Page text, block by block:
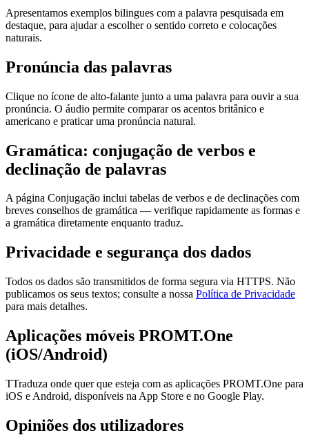
Apresentamos exemplos bilingues com a palavra pesquisada em
destaque, para ajudar a escolher o sentido correto e colocações
naturais.
Pronúncia das palavras
Clique no ícone de alto-falante junto a uma palavra para ouvir a sua
pronúncia. O áudio permite comparar os acentos britânico e
americano e praticar uma pronúncia natural.
Gramática: conjugação de verbos e
declinação de palavras
A página Conjugação inclui tabelas de verbos e de declinações com
breves conselhos de gramática — verifique rapidamente as formas e
a gramática diretamente enquanto traduz.
Privacidade e segurança dos dados
Todos os dados são transmitidos de forma segura via HTTPS. Não
publicamos os seus textos; consulte a nossa Política de Privacidade
para mais detalhes.
Aplicações móveis PROMT.One
(iOS/Android)
TTraduza onde quer que esteja com as aplicações PROMT.One para
iOS e Android, disponíveis na App Store e no Google Play.
Opiniões dos utilizadores